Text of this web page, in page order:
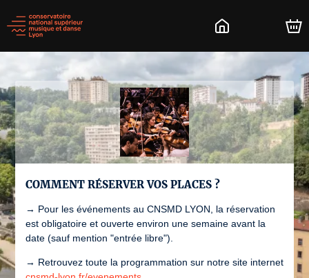
COMMENT RÉSERVER VOS PLACES ?
→ Pour les événements au CNSMD LYON, la réservation
est obligatoire et ouverte environ une semaine avant la
date (sauf mention "entrée libre").
→ Retrouvez toute la programmation sur notre site internet